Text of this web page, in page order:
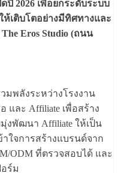
ปี 2026 เพื่อยกระดับระบบ
ห้เติบโตอย่างมีทิศทางและ
Eros Studio (ถนน
มพลังระหว่างโรงงาน
และ Affiliate เพื่อสร้าง
งพัฒนา Affiliate ให้เป็น
ใจการสร้างแบรนด์จาก
ODM ที่ตรวจสอบได้ และ
ร์ม